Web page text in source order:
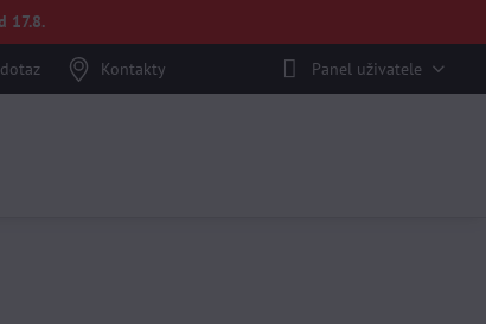
17.8.
Kontakty Panel uživatele